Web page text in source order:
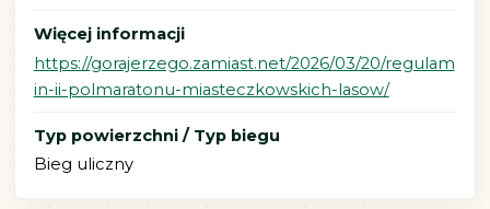
Więcej informacji
https://gorajerzego.zamiast.net/2026/03/20/regulam
in-ii-polmaratonu-miasteczkowskich-lasow/
Typ powierzchni / Typ biegu
Bieg uliczny